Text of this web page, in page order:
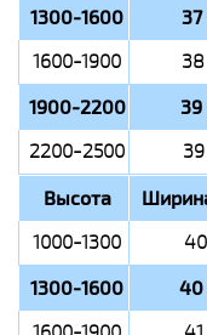
1300-1600
1600-1900
1900-2200
2200-2500
Высота
1000-1300
1300-1600 40